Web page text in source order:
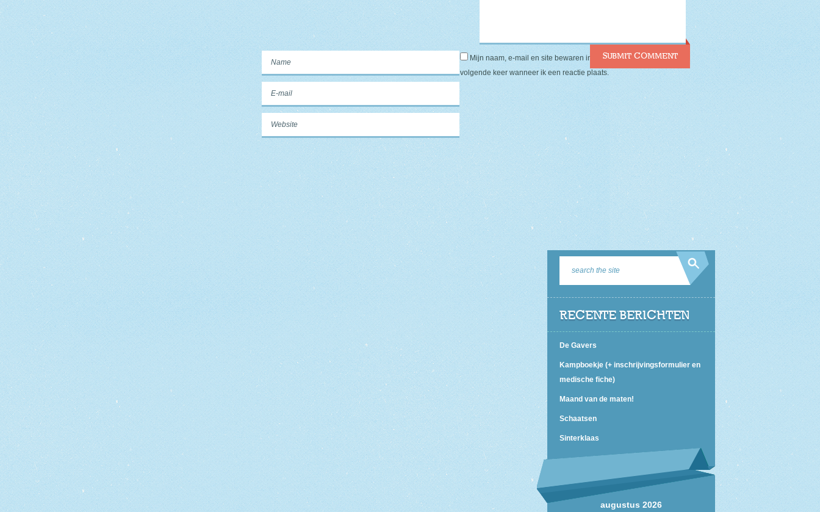
Mijn naam, e-mail en site bewaren in deze browser voor de
volgende keer wanneer ik een reactie plaats.
RECENTE BERICHTEN
De Gavers
Kampboekje (+ inschrijvingsformulier en
medische fiche)
Maand van de maten!
Schaatsen
Sinterklaas
augustus 2026